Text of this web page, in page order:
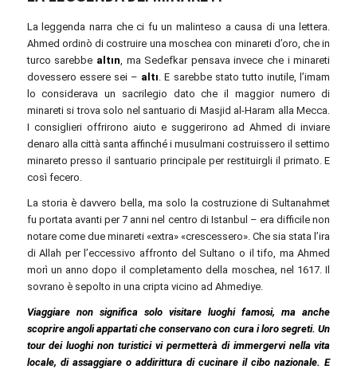
La leggenda narra che ci fu un malinteso a causa di una lettera.
Ahmed ordinò di costruire una moschea con minareti d’oro, che in
turco sarebbe altın , ma Sedefkar pensava invece che i minareti
dovessero essere sei – altı . E sarebbe stato tutto inutile, l’imam
lo considerava un sacrilegio dato che il maggior numero di
minareti si trova solo nel santuario di Masjid al-Haram alla Mecca.
I consiglieri offrirono aiuto e suggerirono ad Ahmed di inviare
denaro alla città santa affinché i musulmani costruissero il settimo
minareto presso il santuario principale per restituirgli il primato. E
così fecero.
La storia è davvero bella, ma solo la costruzione di Sultanahmet
fu portata avanti per 7 anni nel centro di Istanbul – era difficile non
notare come due minareti «extra» «crescessero». Che sia stata l’ira
di Allah per l’eccessivo affronto del Sultano o il tifo, ma Ahmed
morì un anno dopo il completamento della moschea, nel 1617. Il
sovrano è sepolto in una cripta vicino ad Ahmediye.
Viaggiare non significa solo visitare luoghi famosi, ma anche
scoprire angoli appartati che conservano con cura i loro segreti. Un
tour dei luoghi non turistici vi permetterà di immergervi nella vita
locale, di assaggiare o addirittura di cucinare il cibo nazionale. E